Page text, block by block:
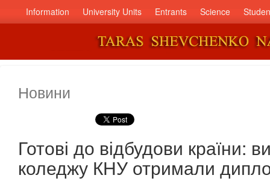
Information University Units Entrants Science
Новини
Готові до відбудови країни:
коледжу КНУ отримали